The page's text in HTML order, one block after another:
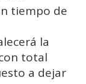
tiempo de
la
total
a dejar